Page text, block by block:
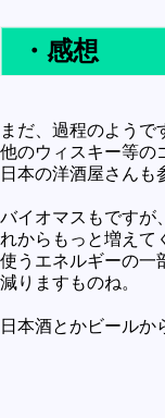
・感想
まだ、過程のようで
他のウィスキー等の
日本の洋酒屋さんも
バイオマスもですが
れからもっと増えて
使うエネルギーの一
減りますものね。
日本酒とかビールか